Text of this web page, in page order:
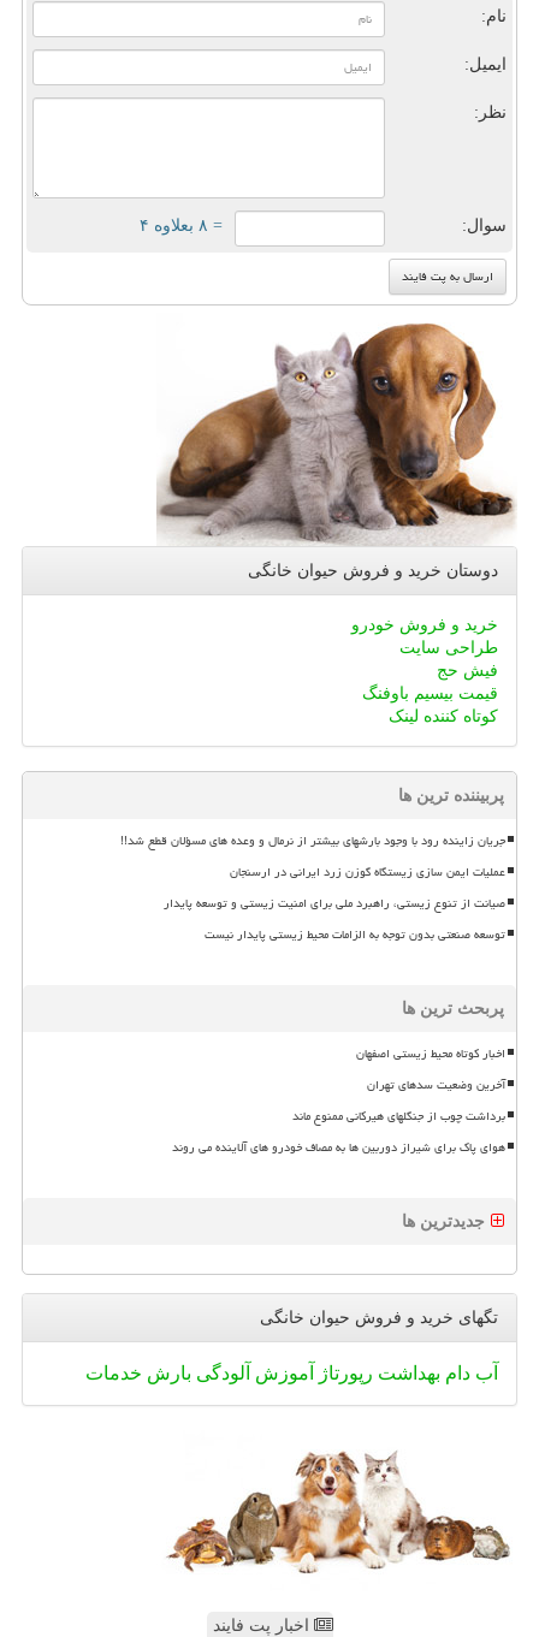
نام:
ایمیل:
نظر:
سوال: = ۸ بعلاوه ۴
دوستان خرید و فروش حیوان خانگی
خرید و فروش خودرو
طراحی سایت
فیش حج
قیمت بیسیم باوفنگ
کوتاه کننده لینک
پربیننده ترین ها
جریان زاینده رود با وجود بارشهای بیشتر از نرمال و وعده های مسؤلان قطع شد!!
عملیات ایمن سازی زیستگاه گوزن زرد ایرانی در ارسنجان
صیانت از تنوع زیستی، راهبرد ملی برای امنیت زیستی و توسعه پایدار
توسعه صنعتی بدون توجه به الزامات محیط زیستی پایدار نیست
پربحث ترین ها
اخبار کوتاه محیط زیستی اصفهان
آخرین وضعیت سدهای تهران
برداشت چوب از جنگلهای هیرکانی ممنوع ماند
هوای پاک برای شیراز دوربین ها به مصاف خودرو های آلاینده می روند
جدیدترین ها
تگهای خرید و فروش حیوان خانگی
آب دام بهداشت رپورتاژ آموزش آلودگی بارش خدمات
اخبار پت فایند